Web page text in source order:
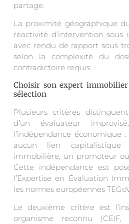
partage.
La proximité géographique
réactivité d’intervention sous
avec rendu de rapport sous
selon la complexité du
contradictoire requis.
Choisir son expert
sélection
Plusieurs critères
d’un évaluateur
l’indépendance économique
aucun lien
immobilière, un promoteur
Cette indépendance est
l’Expertise en Évaluation
les normes européennes
Le deuxième critère est
organisme reconnu (CEIF,